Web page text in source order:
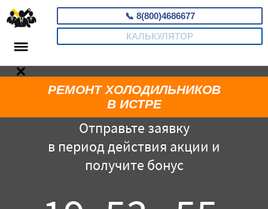
📞 8(800)4686677
КАЛЬКУЛЯТОР
Отправьте заявку
в период действия акции и
получите бонус
РЕМОНТ ХОЛОДИЛЬНИКОВ
В ИСТРЕ